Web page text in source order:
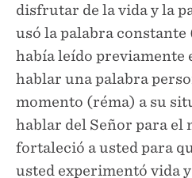
disfrutar de la vida y la
usó la palabra constante
había leído previamente
hablar una palabra
momento (réma) a su
hablar del Señor para el
fortaleció a usted para
usted experimentó vida y